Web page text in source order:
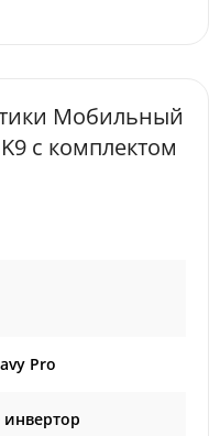
Мобильный
с комплектом
Pro
инвертор